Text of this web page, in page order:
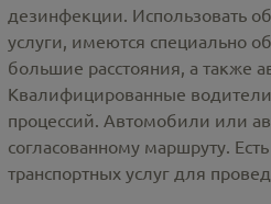
дезинфекции. Использовать
услуги, имеются специально
большие расстояния, а также
Квалифицированные
процессий. Автомобили или
согласованному маршруту.
транспортных услуг для